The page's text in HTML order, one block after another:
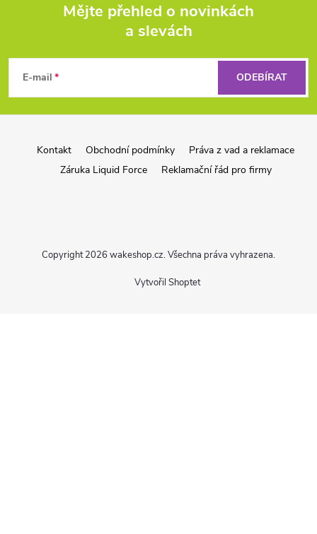
p
Mějte přehled o novinkách
a slevách
E-mail ODEBÍRAT
Kontakt Obchodní podmínky
Práva z vad a reklamace
Záruka Liquid Force
Reklamační řád pro firmy
Vytvořil Shoptet
Copyright 2026 wakeshop.cz. Všechna práva vyhrazena.